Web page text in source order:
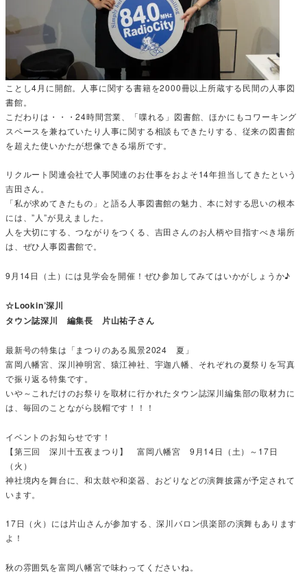
ことし4月に開館。人事に関する書籍を2000冊以上所蔵する民間の人事図
書館。
こだわりは・・・24時間営業、「喋れる」図書館、ほかにもコワーキング
スペースを兼ねていたり人事に関する相談もできたりする、従来の図書館
を超えた使いかたが想像できる場所です。
リクルート関連会社で人事関連のお仕事をおよそ14年担当してきたという
吉田さん。
「私が求めてきたもの」と語る人事図書館の魅力、本に対する思いの根本
には、”人”が見えました。
人を大切にする、つながりをつくる、吉田さんのお人柄や目指すべき場所
は、ぜひ人事図書館で。
9月14日（土）には見学会を開催！ぜひ参加してみてはいかがしょうか♪
☆Lookin’深川
タウン誌深川 編集長 片山祐子さん
最新号の特集は「まつりのある風景2024 夏」
富岡八幡宮、深川神明宮、猿江神社、宇迦八幡、それぞれの夏祭りを写真
で振り返る特集です。
いや～これだけのお祭りを取材に行かれたタウン誌深川編集部の取材力に
は、毎回のことながら脱帽です！！！
イベントのお知らせです！
【第三回 深川十五夜まつり】 富岡八幡宮 9月14日（土）～17日
（火）
神社境内を舞台に、和太鼓や和楽器、おどりなどの演舞披露が予定されて
います。
17日（火）には片山さんが参加する、深川バロン倶楽部の演舞もあります
よ！
秋の雰囲気を富岡八幡宮で味わってくださいね。